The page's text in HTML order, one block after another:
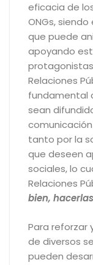
eficacia de
ONGs,
que puede
apoyando
Relaciones
fundamental
sean
tanto por la
que deseen
sociales, lo
Relaciones
bien,
Para reforzar
de diversos
pueden